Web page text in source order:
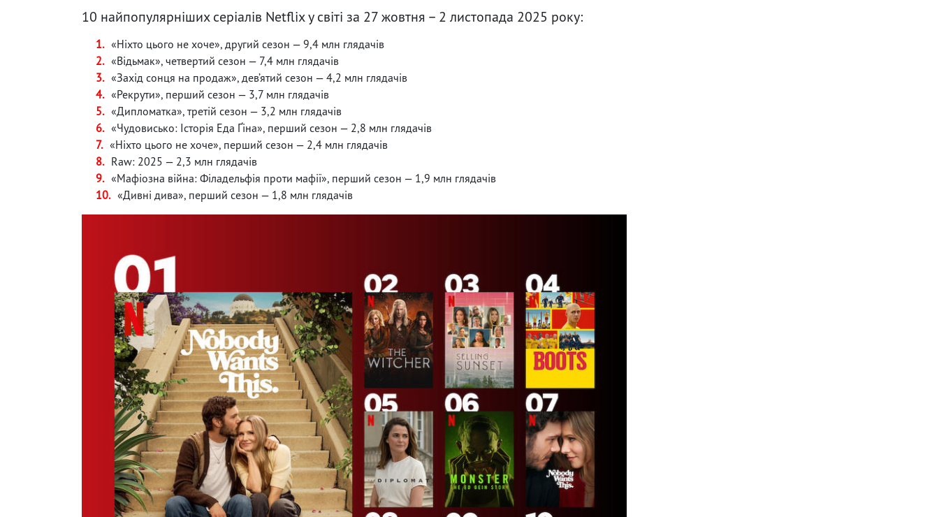
10 найпопулярніших серіалів Netflix у світі за 27 жовтня – 2 листопада 2025 року:
«Ніхто цього не хоче», другий сезон — 9,4 млн глядачів
«Відьмак», четвертий сезон — 7,4 млн глядачів
«Захід сонця на продаж», дев’ятий сезон — 4,2 млн глядачів
«Рекрути», перший сезон — 3,7 млн глядачів
«Дипломатка», третій сезон — 3,2 млн глядачів
«Чудовисько: Історія Еда Ґіна», перший сезон — 2,8 млн глядачів
«Ніхто цього не хоче», перший сезон — 2,4 млн глядачів
Raw: 2025 — 2,3 млн глядачів
«Мафіозна війна: Філадельфія проти мафії», перший сезон — 1,9 млн глядачів
«Дивні дива», перший сезон — 1,8 млн глядачів